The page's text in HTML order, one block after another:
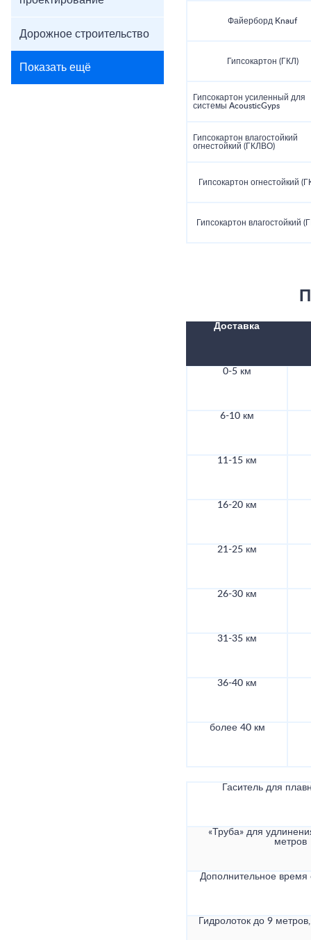
Дорожное строительство
Показать ещё
Файерборд Knauf
Гипсокартон (ГКЛ)
Гипсокартон усиленный для
системы AcousticGyps
Гипсокартон влагостойкий
огнестойкий (ГКЛВО)
Гипсокартон огнестойкий
Гипсокартон влагостойкий
Доставка
0-5 км
6-10 км
11-15 км
16-20 км
21-25 км
26-30 км
31-35 км
36-40 км
более 40 км
Гаситель для
«Труба» для
метров
Дополнительное
Гидролоток до 9